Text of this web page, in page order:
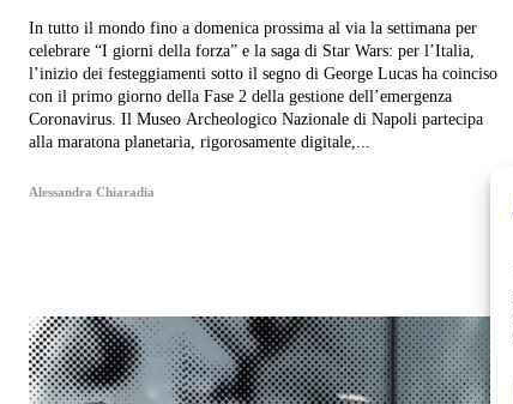
In tutto il mondo fino a domenica prossima al via la settimana per
celebrare “I giorni della forza” e la saga di Star Wars: per l’Italia,
l’inizio dei festeggiamenti sotto il segno di George Lucas ha coinciso
con il primo giorno della Fase 2 della gestione dell’emergenza
Coronavirus. Il Museo Archeologico Nazionale di Napoli partecipa
alla maratona planetaria, rigorosamente digitale,...
Alessandra Chiaradia